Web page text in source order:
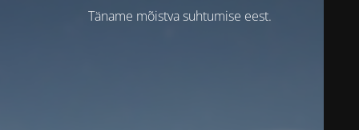
Täname mõistva suhtumise eest.